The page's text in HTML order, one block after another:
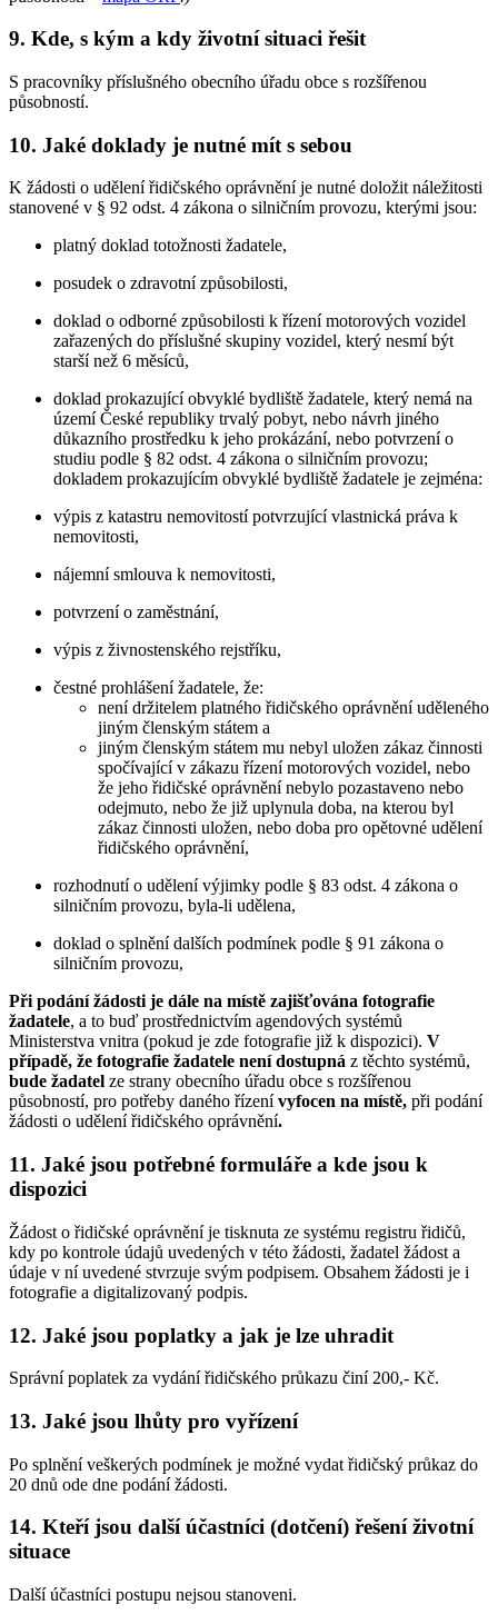
9. Kde, s kým a kdy životní situaci řešit
S pracovníky příslušného obecního úřadu obce s rozšířenou
působností.
10. Jaké doklady je nutné mít s sebou
K žádosti o udělení řidičského oprávnění je nutné doložit náležitosti
stanovené v § 92 odst. 4 zákona o silničním provozu, kterými jsou:
platný doklad totožnosti žadatele,
posudek o zdravotní způsobilosti,
doklad o odborné způsobilosti k řízení motorových vozidel
zařazených do příslušné skupiny vozidel, který nesmí být
starší než 6 měsíců,
doklad prokazující obvyklé bydliště žadatele, který nemá na
území České republiky trvalý pobyt, nebo návrh jiného
důkazního prostředku k jeho prokázání, nebo potvrzení o
studiu podle § 82 odst. 4 zákona o silničním provozu;
dokladem prokazujícím obvyklé bydliště žadatele je zejména:
výpis z katastru nemovitostí potvrzující vlastnická práva k
nemovitosti,
nájemní smlouva k nemovitosti,
potvrzení o zaměstnání,
výpis z živnostenského rejstříku,
čestné prohlášení žadatele, že:
není držitelem platného řidičského oprávnění uděleného
jiným členským státem a
jiným členským státem mu nebyl uložen zákaz činnosti
spočívající v zákazu řízení motorových vozidel, nebo
že jeho řidičské oprávnění nebylo pozastaveno nebo
odejmuto, nebo že již uplynula doba, na kterou byl
zákaz činnosti uložen, nebo doba pro opětovné udělení
řidičského oprávnění,
rozhodnutí o udělení výjimky podle § 83 odst. 4 zákona o
silničním provozu, byla-li udělena,
doklad o splnění dalších podmínek podle § 91 zákona o
silničním provozu,
Při podání žádosti je dále na místě zajišťována fotografie
žadatele, a to buď prostřednictvím agendových systémů
Ministerstva vnitra (pokud je zde fotografie již k dispozici). V
případě, že fotografie žadatele není dostupná z těchto systémů,
bude žadatel ze strany obecního úřadu obce s rozšířenou
působností, pro potřeby daného řízenívyfocen na místě, při podání
žádosti o udělení řidičského oprávnění.
11. Jaké jsou potřebné formuláře a kde jsou k
dispozici
Žádost o řidičské oprávnění je tisknuta ze systému registru řidičů,
kdy po kontrole údajů uvedených v této žádosti, žadatel žádost a
údaje v ní uvedené stvrzuje svým podpisem. Obsahem žádosti je i
fotografie a digitalizovaný podpis.
12. Jaké jsou poplatky a jak je lze uhradit
Správní poplatek za vydání řidičského průkazu činí 200,- Kč.
13. Jaké jsou lhůty pro vyřízení
Po splnění veškerých podmínek je možné vydat řidičský průkaz do
20 dnů ode dne podání žádosti.
14. Kteří jsou další účastníci (dotčení) řešení životní
situace
Další účastníci postupu nejsou stanoveni.